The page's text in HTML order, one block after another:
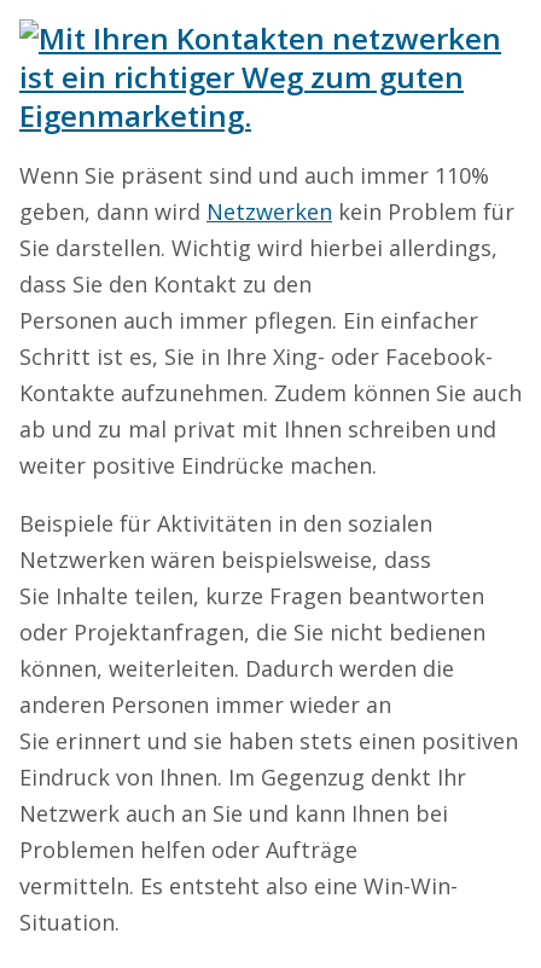
Wenn Sie präsent sind und auch immer 110%
geben, dann wird Netzwerken kein Problem für
Sie darstellen. Wichtig wird hierbei allerdings,
dass Sie den Kontakt zu den
Personen auch immer pflegen. Ein einfacher
Schritt ist es, Sie in Ihre Xing- oder Facebook-
Kontakte aufzunehmen. Zudem können Sie auch
ab und zu mal privat mit Ihnen schreiben und
weiter positive Eindrücke machen.
Beispiele für Aktivitäten in den sozialen
Netzwerken wären beispielsweise, dass
Sie Inhalte teilen, kurze Fragen beantworten
oder Projektanfragen, die Sie nicht bedienen
können, weiterleiten. Dadurch werden die
anderen Personen immer wieder an
Sie erinnert und sie haben stets einen positiven
Eindruck von Ihnen. Im Gegenzug denkt Ihr
Netzwerk auch an Sie und kann Ihnen bei
Problemen helfen oder Aufträge
vermitteln. Es entsteht also eine Win-Win-
Situation.